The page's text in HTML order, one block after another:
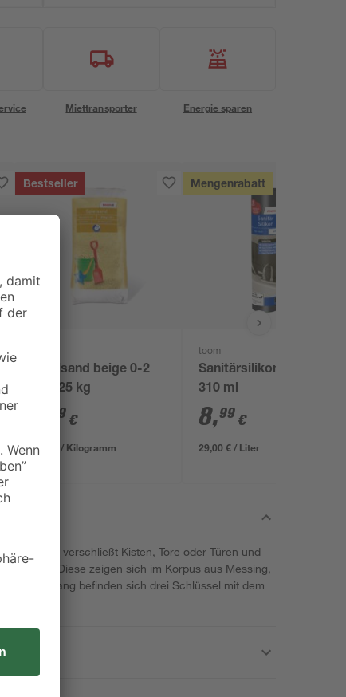
Miettransporter Energie sparen
Bestseller
Spielsand beige 0-2
mm 25 kg
29 €
0,13 € / Kilogramm
Mengenrabatt
toom
Sanitärsilikon weiß
310 ml
8,99 €
29,00 € / Liter
verschließt Kisten, Tore oder Türen und
Diese zeigen sich im Korpus aus Messing,
Lieferumfang befinden sich drei Schlüssel mit dem